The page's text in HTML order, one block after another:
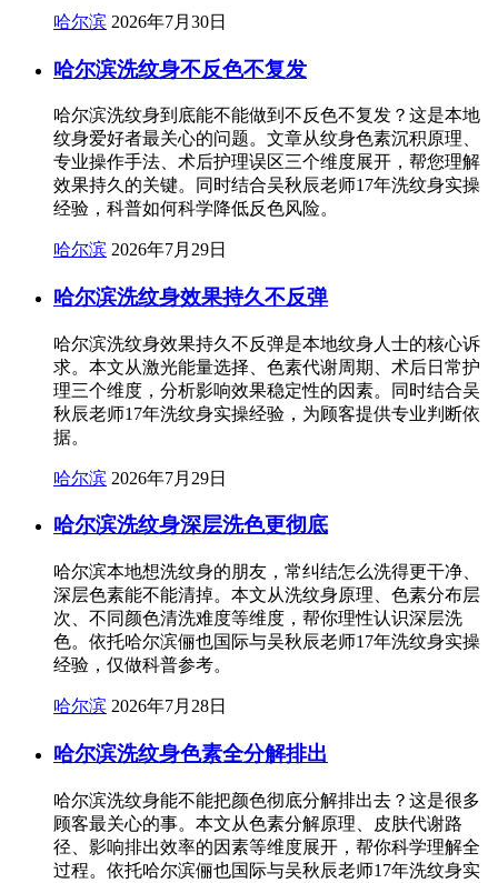
哈尔滨 2026年7月30日
哈尔滨洗纹身不反色不复发
哈尔滨洗纹身到底能不能做到不反色不复发？这是本地
纹身爱好者最关心的问题。文章从纹身色素沉积原理、
专业操作手法、术后护理误区三个维度展开，帮您理解
效果持久的关键。同时结合吴秋辰老师17年洗纹身实操
经验，科普如何科学降低反色风险。
哈尔滨 2026年7月29日
哈尔滨洗纹身效果持久不反弹
哈尔滨洗纹身效果持久不反弹是本地纹身人士的核心诉
求。本文从激光能量选择、色素代谢周期、术后日常护
理三个维度，分析影响效果稳定性的因素。同时结合吴
秋辰老师17年洗纹身实操经验，为顾客提供专业判断依
据。
哈尔滨 2026年7月29日
哈尔滨洗纹身深层洗色更彻底
哈尔滨本地想洗纹身的朋友，常纠结怎么洗得更干净、
深层色素能不能清掉。本文从洗纹身原理、色素分布层
次、不同颜色清洗难度等维度，帮你理性认识深层洗
色。依托哈尔滨俪也国际与吴秋辰老师17年洗纹身实操
经验，仅做科普参考。
哈尔滨 2026年7月28日
哈尔滨洗纹身色素全分解排出
哈尔滨洗纹身能不能把颜色彻底分解排出去？这是很多
顾客最关心的事。本文从色素分解原理、皮肤代谢路
径、影响排出效率的因素等维度展开，帮你科学理解全
过程。依托哈尔滨俪也国际与吴秋辰老师17年洗纹身实